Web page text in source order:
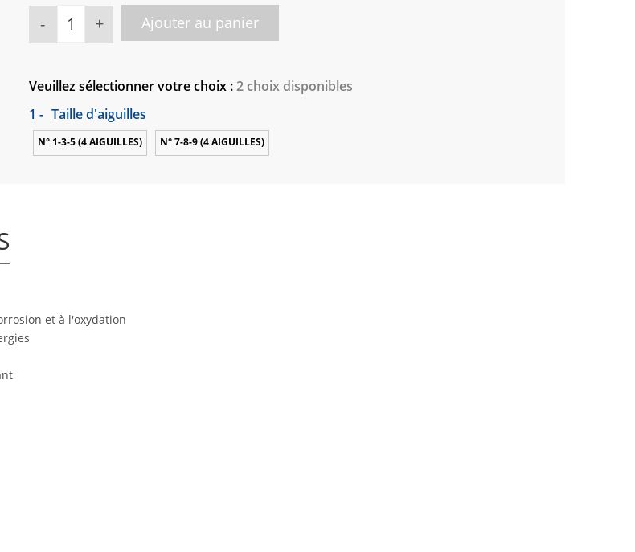
- + Ajouter au panier
Veuillez sélectionner votre choix :2 choix disponibles
1 - Taille d'aiguilles
N° 1-3-5 (4 AIGUILLES) N° 7-8-9 (4 AIGUILLES)
et à l'oxydation